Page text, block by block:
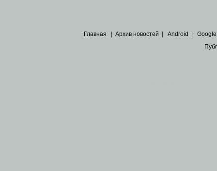
Главная | Архив новостей | Android | Google